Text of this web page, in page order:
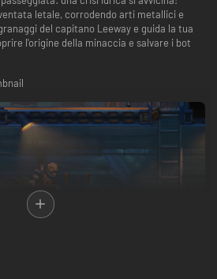
letale, corrodendo arti metallici e
del capitano Leeway e guida la tua
l'origine della minaccia e salvare i bot